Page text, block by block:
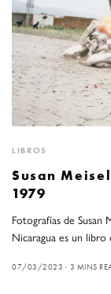
LIBROS
Susan
1979
Fotografías de Susan
Nicaragua es un
07/03/2023 3 MINS